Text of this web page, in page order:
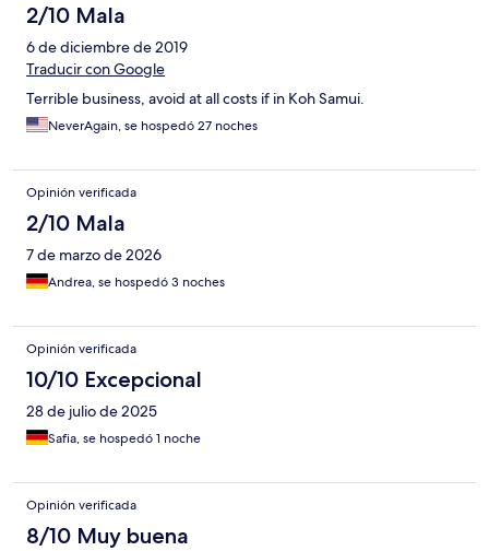
2/10 Mala
6 de diciembre de 2019
Traducir con Google
Terrible business, avoid at all costs if in Koh Samui.
NeverAgain, se hospedó 27 noches
Opinión verificada
2/10 Mala
7 de marzo de 2026
Andrea, se hospedó 3 noches
Opinión verificada
10/10 Excepcional
28 de julio de 2025
Safia, se hospedó 1 noche
Opinión verificada
8/10 Muy buena